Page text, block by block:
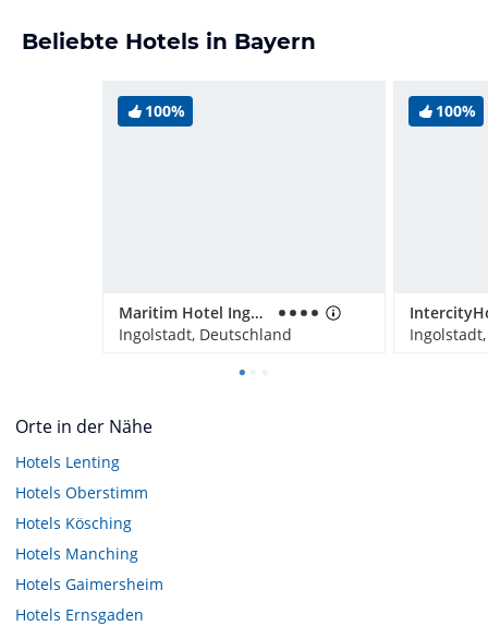
Beliebte Hotels in Bayern
100%
Maritim Hotel Ingolstadt
Ingolstadt, Deutschland
100%
Orte in der Nähe
Hotels Lenting
Hotels Oberstimm
Hotels Kösching
Hotels Manching
Hotels Gaimersheim
Hotels Ernsgaden